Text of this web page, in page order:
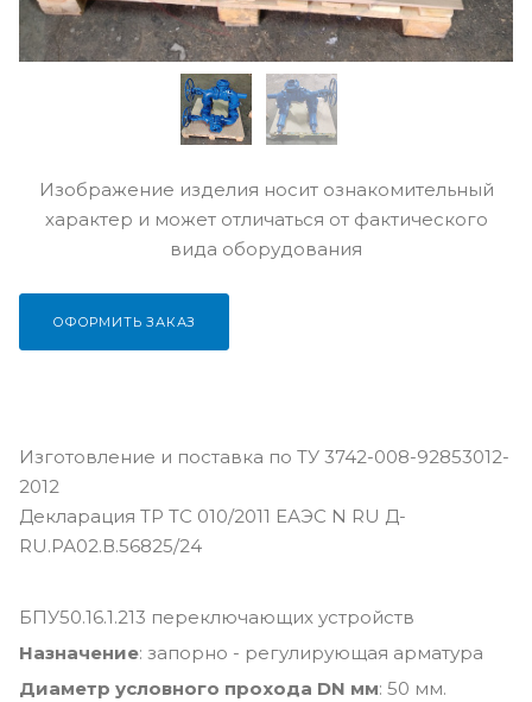
Изготовление и поставка по ТУ 3742-008-92853012-
2012
Декларация ТР ТС 010/2011 ЕАЭС N RU Д-
RU.РА02.В.56825/24
БПУ50.16.1.213 переключающих устройств
Назначение: запорно - регулирующая арматура
Диаметр условного прохода DN мм: 50 мм.
Изображение изделия носит ознакомительный
характер и может отличаться от фактического
вида оборудования
ОФОРМИТЬ ЗАКАЗ